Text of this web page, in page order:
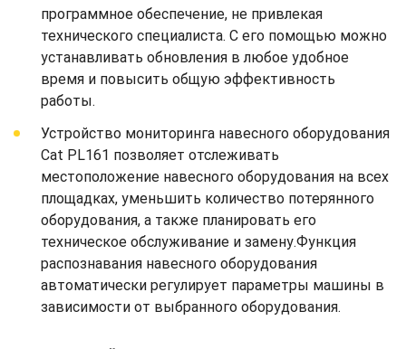
программное обеспечение, не привлекая
технического специалиста. С его помощью можно
устанавливать обновления в любое удобное
время и повысить общую эффективность
работы.
Устройство мониторинга навесного оборудования
Cat PL161 позволяет отслеживать
местоположение навесного оборудования на всех
площадках, уменьшить количество потерянного
оборудования, а также планировать его
техническое обслуживание и замену.Функция
распознавания навесного оборудования
автоматически регулирует параметры машины в
зависимости от выбранного оборудования.